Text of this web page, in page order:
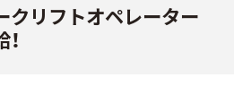
クリフトオペレーター